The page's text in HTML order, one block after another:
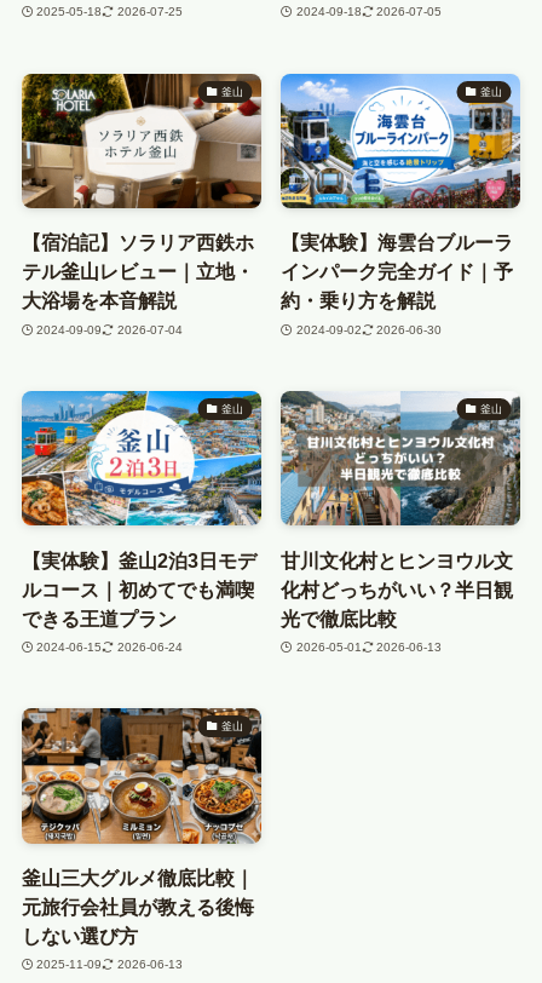
2025-05-18 2026-07-25 2024-09-18 2026-07-05
釜山
【宿泊記】ソラリア西鉄ホ
テル釜山レビュー｜立地・
大浴場を本音解説
2024-09-09 2026-07-04
釜山
【実体験】海雲台ブルーラ
インパーク完全ガイド｜予
約・乗り方を解説
2024-09-02 2026-06-30
釜山
【実体験】釜山2泊3日モデ
ルコース｜初めてでも満喫
できる王道プラン
2024-06-15 2026-06-24
釜山
甘川文化村とヒンヨウル文
化村どっちがいい？半日観
光で徹底比較
2026-05-01 2026-06-13
釜山
釜山三大グルメ徹底比較｜
元旅行会社員が教える後悔
しない選び方
2025-11-09 2026-06-13